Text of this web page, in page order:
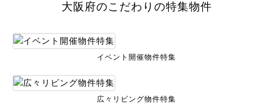
大阪府のこだわりの特集物件
イベント開催物件特集
広々リビング物件特集